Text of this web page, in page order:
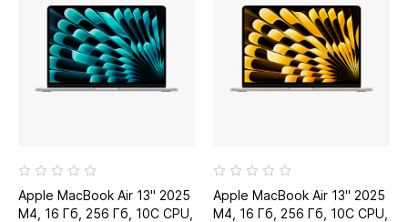
Apple MacBook Air 13" 2025
M4, 16 Гб, 256 Гб, 10C CPU,
Apple MacBook Air 13" 2025
M4, 16 Гб, 256 Гб, 10C CPU,